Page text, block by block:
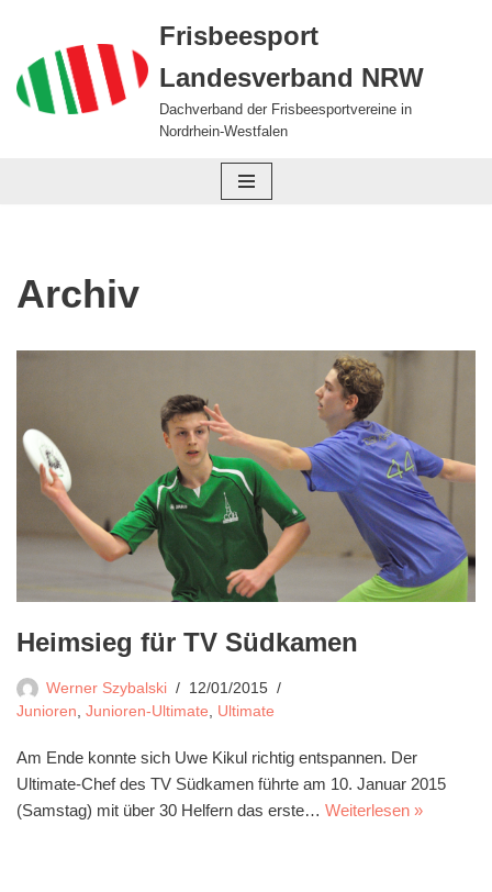
Zum
Inhalt
springen
Frisbeesport
Landesverband NRW
Dachverband der Frisbeesportvereine in
Nordrhein-Westfalen
Archiv
Heimsieg für TV Südkamen
Werner Szybalski
12/01/2015
Junioren, Junioren-Ultimate, Ultimate
Am Ende konnte sich Uwe Kikul richtig entspannen. Der
Ultimate-Chef des TV Südkamen führte am 10. Januar 2015
(Samstag) mit über 30 Helfern das erste… Weiterlesen »